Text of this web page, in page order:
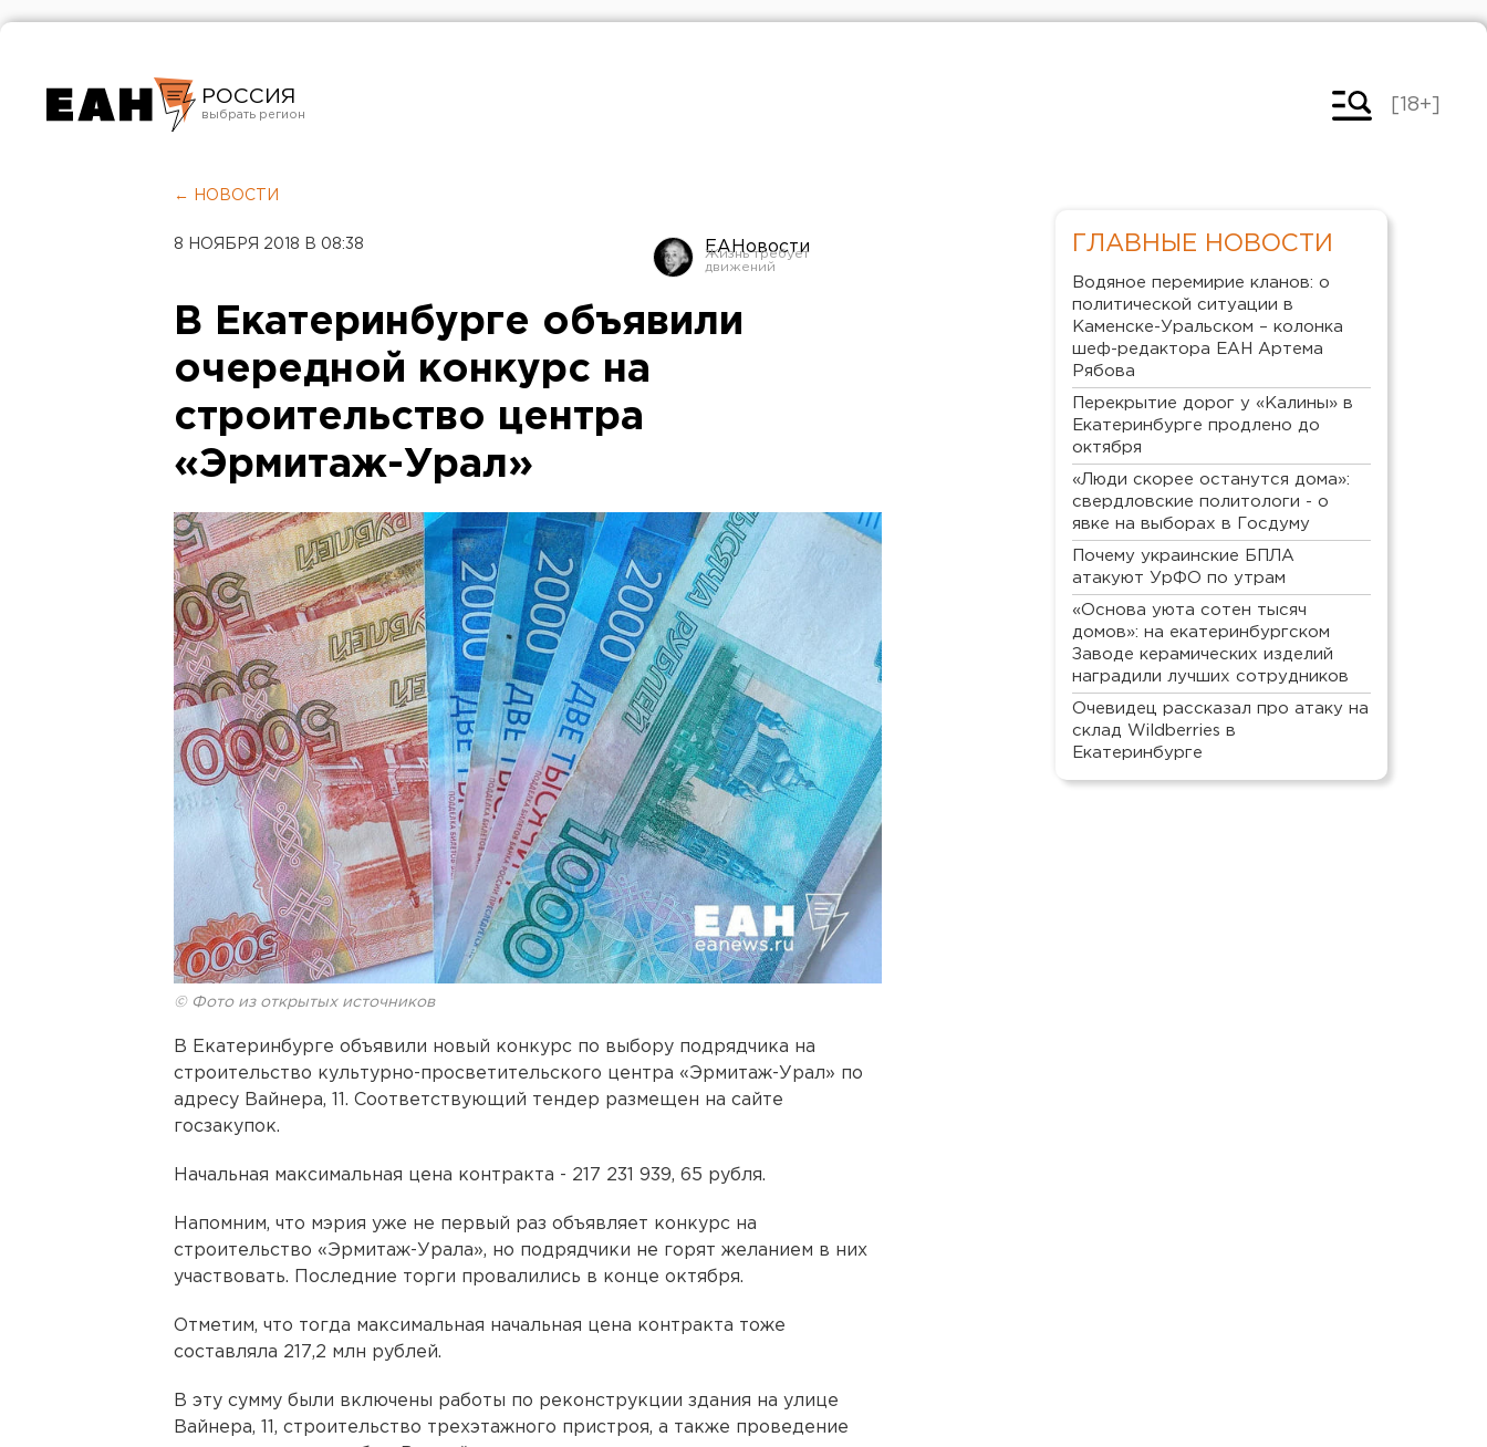
РОССИЯ
Челябинск
[18+]
← НОВОСТИ
8 НОЯБРЯ 2018 В 08:38 ЕАНовости
В Екатеринбурге объявили
очередной конкурс на
строительство центра
«Эрмитаж-Урал»
© Фото из открытых источников
В Екатеринбурге объявили новый конкурс по выбору подрядчика на
строительство культурно-просветительского центра «Эрмитаж-Урал» по
адресу Вайнера, 11. Соответствующий тендер размещен на сайте
госзакупок.
Начальная максимальная цена контракта - 217 231 939, 65 рубля.
Напомним, что мэрия уже не первый раз объявляет конкурс на
строительство «Эрмитаж-Урала», но подрядчики не горят желанием в них
участвовать. Последние торги провалились в конце октября.
Отметим, что тогда максимальная начальная цена контракта тоже
составляла 217,2 млн рублей.
В эту сумму были включены работы по реконструкции здания на улице
Вайнера, 11, строительство трехэтажного пристроя, а также проведение
ГЛАВНЫЕ НОВОСТИ
Водяное перемирие кланов: о
политической ситуации в
Каменске-Уральском – колонка
шеф-редактора ЕАН Артема
Рябова
Перекрытие дорог у «Калины» в
Екатеринбурге продлено до
октября
«Люди скорее останутся дома»:
свердловские политологи - о
явке на выборах в Госдуму
Почему украинские БПЛА
атакуют УрФО по утрам
«Основа уюта сотен тысяч
домов»: на екатеринбургском
Заводе керамических изделий
наградили лучших сотрудников
Очевидец рассказал про атаку на
склад Wildberries в
Екатеринбурге